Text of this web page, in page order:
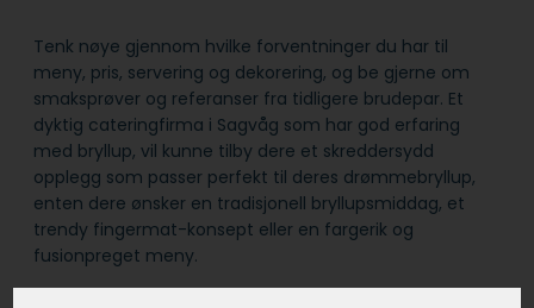
Tenk nøye gjennom hvilke forventninger du har til
meny, pris, servering og dekorering, og be gjerne om
smaksprøver og referanser fra tidligere brudepar. Et
dyktig cateringfirma i Sagvåg som har god erfaring
med bryllup, vil kunne tilby dere et skreddersydd
opplegg som passer perfekt til deres drømmebryllup,
enten dere ønsker en tradisjonell bryllupsmiddag, et
trendy fingermat-konsept eller en fargerik og
fusionpreget meny.